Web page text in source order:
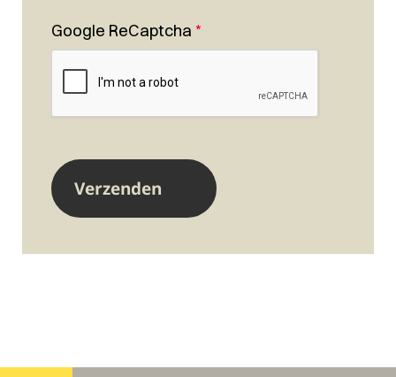
Google ReCaptcha *